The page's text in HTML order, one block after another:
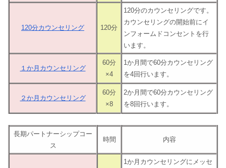
120分カウンセリング 120分
120分のカウンセリングです。
カウンセリングの開始前にイ
ンフォームドコンセントを行
います。
１か月カウンセリング
60分
×4
1か月間で60分カウンセリング
を4回行います。
２か月カウンセリング
60分
×8
2か月間で60分カウンセリング
を8回行います。
長期パートナーシップコー
ス
時間 内容
1か月カウンセリングにメッセ